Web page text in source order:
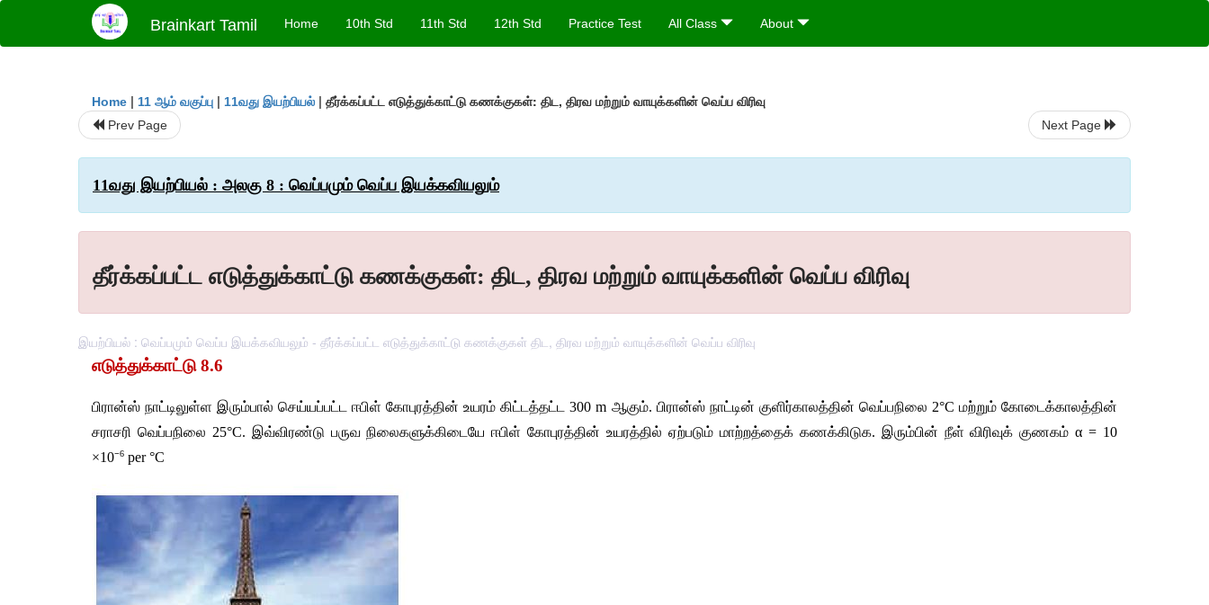
Brainkart Tamil Home 10th Std 11th Std 12th Std Practice Test All Class About
Home | 11 ஆம் வகுப்பு | 11வது இயற்பியல் | தீர்க்கப்பட்ட எடுத்துக்காட்டு கணக்குகள்: திட, திரவ மற்றும் வாயுக்களின் வெப்ப விரிவு
Prev Page Next Page
11வது இயற்பியல் : அலகு 8 : வெப்பமும் வெப்ப இயக்கவியலும்
தீர்க்கப்பட்ட எடுத்துக்காட்டு கணக்குகள்: திட, திரவ மற்றும் வாயுக்களின் வெப்ப விரிவு
இயற்பியல் : வெப்பமும் வெப்ப இயக்கவியலும் - தீர்க்கப்பட்ட எடுத்துக்காட்டு கணக்குகள் திட, திரவ மற்றும் வாயுக்களின் வெப்ப விரிவு
எடுத்துக்காட்டு 8.6
பிரான்ஸ் நாட்டிலுள்ள இரும்பால் செய்யப்பட்ட ஈபிள் கோபுரத்தின் உயரம் கிட்டத்தட்ட 300 m ஆகும். பிரான்ஸ் நாட்டின் குளிர்காலத்தின் வெப்பநிலை 2°C மற்றும் கோடைக்காலத்தின்
சராசரி வெப்பநிலை 25°C. இவ்விரண்டு பருவ நிலைகளுக்கிடையே ஈபிள் கோபுரத்தின் உயரத்தில் ஏற்படும் மாற்றத்தைக் கணக்கிடுக. இரும்பின் நீள் விரிவுக் குணகம் α = 10
×10−6 per °C